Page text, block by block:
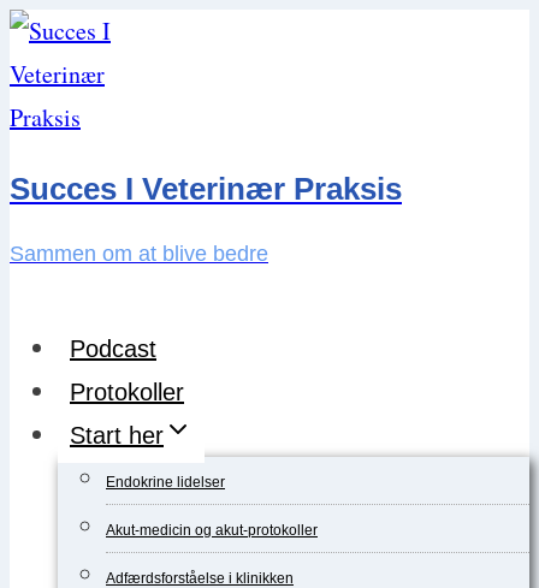
Skip
to
content
Succes I Veterinær Praksis
Sammen om at blive bedre
Podcast
Protokoller
Start her
Endokrine lidelser
Akut-medicin og akut-protokoller
Adfærdsforståelse i klinikken